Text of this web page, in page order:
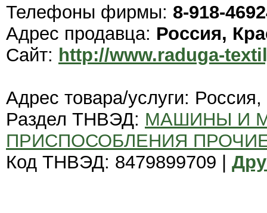
Телефоны фирмы: 8-918-
Адрес продавца: Россия,
Сайт: http://www.raduga-
Адрес товара/услуги:
Раздел ТНВЭД: МАШИНЫ И
ПРИСПОСОБЛЕНИЯ
Код ТНВЭД: 8479899709 |